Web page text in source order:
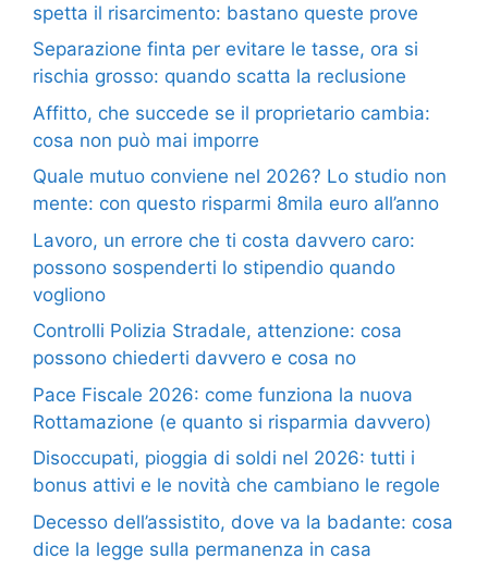
spetta il risarcimento: bastano queste prove
Separazione finta per evitare le tasse, ora si
rischia grosso: quando scatta la reclusione
Affitto, che succede se il proprietario cambia:
cosa non può mai imporre
Quale mutuo conviene nel 2026? Lo studio non
mente: con questo risparmi 8mila euro all’anno
Lavoro, un errore che ti costa davvero caro:
possono sospenderti lo stipendio quando
vogliono
Controlli Polizia Stradale, attenzione: cosa
possono chiederti davvero e cosa no
Pace Fiscale 2026: come funziona la nuova
Rottamazione (e quanto si risparmia davvero)
Disoccupati, pioggia di soldi nel 2026: tutti i
bonus attivi e le novità che cambiano le regole
Decesso dell’assistito, dove va la badante: cosa
dice la legge sulla permanenza in casa